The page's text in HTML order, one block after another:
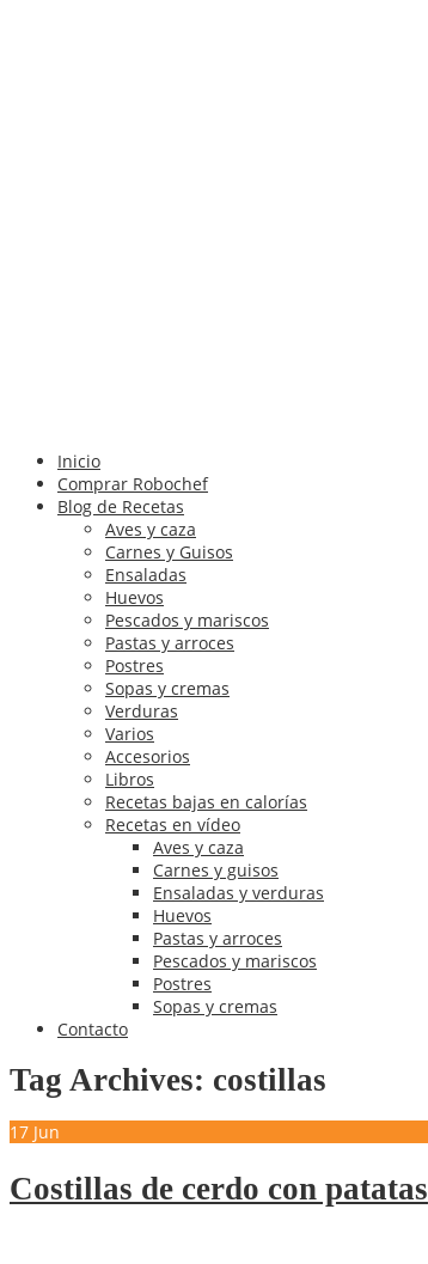
Inicio
Comprar Robochef
Blog de Recetas
Aves y caza
Carnes y Guisos
Ensaladas
Huevos
Pescados y mariscos
Pastas y arroces
Postres
Sopas y cremas
Verduras
Varios
Accesorios
Libros
Recetas bajas en calorías
Recetas en vídeo
Aves y caza
Carnes y guisos
Ensaladas y verduras
Huevos
Pastas y arroces
Pescados y mariscos
Postres
Sopas y cremas
Contacto
Tag Archives: costillas
17 Jun
Costillas de cerdo con patatas